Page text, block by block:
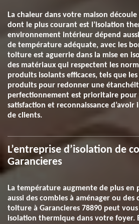
La chaleur dans votre maison
dont le plus courant est l’isolation
environnement intérieur dépend
de température adéquate, avec les
toiture est aguerrie dans la mise en
des matériaux qui respectent les
produits isolants efficaces, tels que
produits pour redonner une
perfectionnement est prioritaire pour
satisfaction et reconnaissance
de clients.
L’entreprise d’isolation de
Garancieres
La température augmente de plus en
aussi des combles à aménager ou des
toiture à Garancieres 78890 peut
isolation thermique dans votre foyer.